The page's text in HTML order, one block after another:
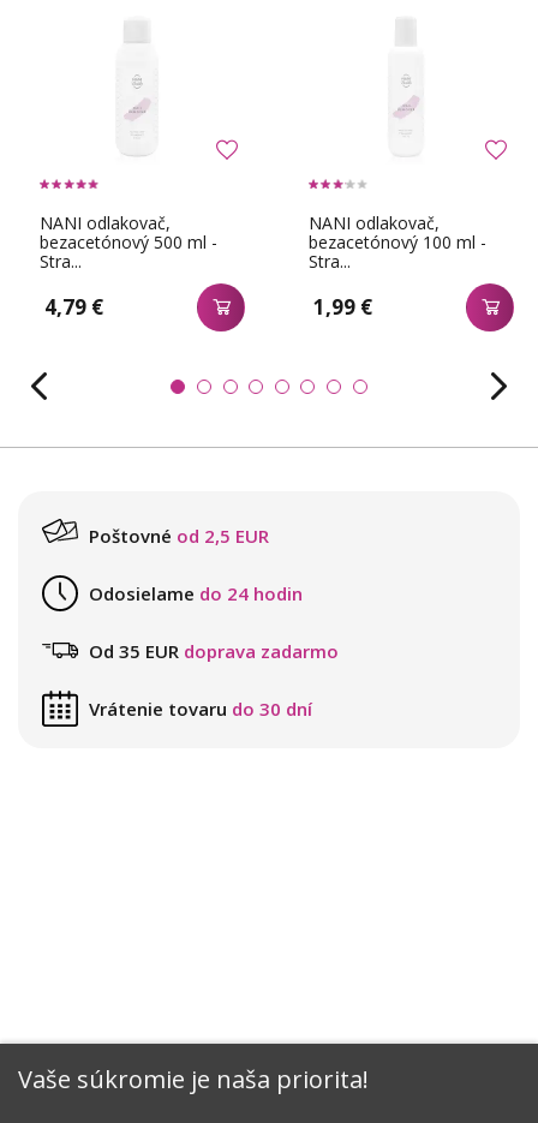
Vaše súkromie je naša priorita!
NANI odlakovač,
bezacetónový 500 ml -
Stra...
4,79 €
NANI odlakovač,
bezacetónový 100 ml -
Stra...
1,99 €
Poštovné od 2,5 EUR
Odosielame do 24 hodin
Od 35 EUR doprava zadarmo
Vrátenie tovaru do 30 dní